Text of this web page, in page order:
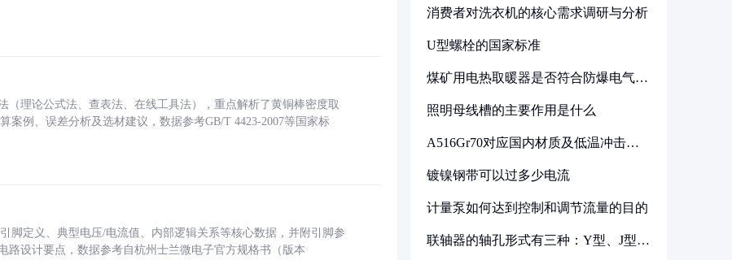
理论公式法、查表法、在线工具法），重点解析了黄铜棒密度取
案例、误差分析及选材建议，数据参考GB/T 4423-2007等国家标
脚定义、典型电压/电流值、内部逻辑关系等核心数据，并附引脚参
路设计要点，数据参考自杭州士兰微电子官方规格书（版本
消费者对洗衣机的核心需求调研与分析
U型螺栓的国家标准
煤矿用电热取暖器是否符合防爆电气设
照明母线槽的主要作用是什么
A516Gr70对应国内材质及低温冲击要
镀镍钢带可以过多少电流
计量泵如何达到控制和调节流量的目的
联轴器的轴孔形式有三种：Y型、J型、